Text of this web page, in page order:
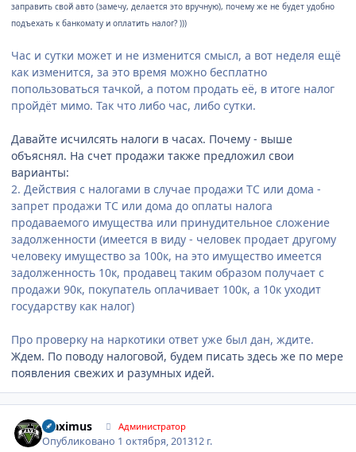
заправить свой авто (замечу, делается это вручную), почему же не будет удобно
подъехать к банкомату и оплатить налог? )))
Час и сутки может и не изменится смысл, а вот неделя ещё
как изменится, за это время можно бесплатно
попользоваться тачкой, а потом продать её, в итоге налог
пройдёт мимо. Так что либо час, либо сутки.
Давайте исчилсять налоги в часах. Почему - выше
объяснял. На счет продажи также предложил свои
варианты:
2. Действия с налогами в случае продажи ТС или дома -
запрет продажи ТС или дома до оплаты налога
продаваемого имущества или принудительное сложение
задолженности (имеется в виду - человек продает другому
человеку имущество за 100к, на это имущество имеется
задолженность 10к, продавец таким образом получает с
продажи 90к, покупатель оплачивает 100к, а 10к уходит
государству как налог)
Про проверку на наркотики ответ уже был дан, ждите.
Ждем. По поводу налоговой, будем писать здесь же по мере
появления свежих и разумных идей.
Maximus Администратор
Опубликовано 1 октября, 201312 г.